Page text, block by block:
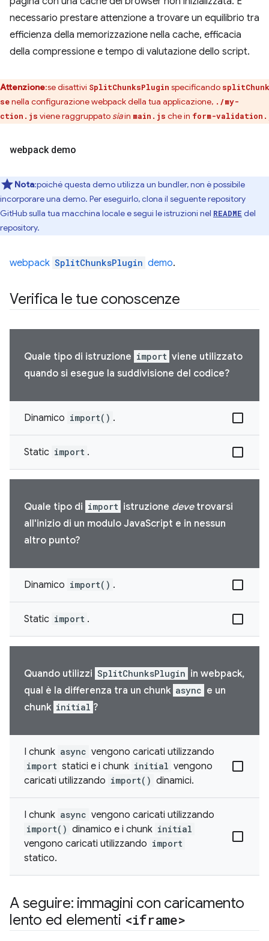
necessario prestare attenzione a trovare un equilibrio tra
efficienza della memorizzazione nella cache, efficacia
della compressione e tempo di valutazione dello script.
Attenzione:se disattivi SplitChunksPlugin specificando
nella configurazione webpack della tua applicazione, ./my-
viene raggruppato siain main.js che in form-
webpack demo
Nota:poiché questa demo utilizza un bundler, non è possibile
incorporare una demo. Per eseguirlo, clona il seguente repository
GitHub sulla tua macchina locale e segui le istruzioni nel README del
repository.
webpack SplitChunksPlugin demo.
Verifica le tue conoscenze
Quale tipo di istruzione import viene utilizzato
quando si esegue la suddivisione del codice?
Dinamico import() .
Static import .
Quale tipo di import istruzione devetrovarsi
all'inizio di un modulo JavaScript e in nessun
altro punto?
Dinamico import() .
Static import .
Quando utilizzi SplitChunksPlugin in webpack,
qual è la differenza tra un chunk async e un
chunk initial ?
I chunk async vengono caricati utilizzando
import statici e i chunk initial vengono
caricati utilizzando import() dinamici.
I chunk async vengono caricati utilizzando
import() dinamico e i chunk initial
vengono caricati utilizzando import
statico.
A seguire: immagini con caricamento
lento ed elementi <iframe>